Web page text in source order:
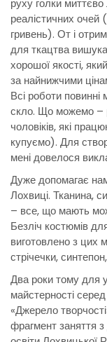
руху голки
реалістичних
гривень). От і
для ткацтва
хорошої якості,
за найнижчими
Всі роботи
скло. Що можемо –
чоловіків, які
купуємо). Для
мені довелося
Дуже допомагає
Лохвиці. Тканина,
– все, що мають
Безліч костюмів
виготовлено з цих
стрічечки,
Два роки тому для
майстерності
«Джерело
фрагмент заняття з